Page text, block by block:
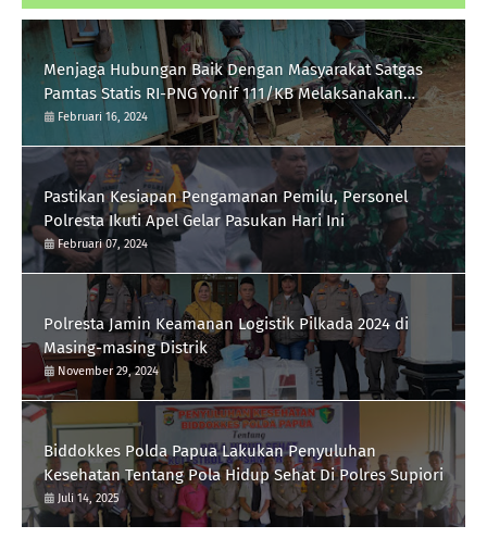
Menjaga Hubungan Baik Dengan Masyarakat Satgas
Pamtas Statis RI-PNG Yonif 111/KB Melaksanakan
Silaturrahmi
Februari 16, 2024
Pastikan Kesiapan Pengamanan Pemilu, Personel
Polresta Ikuti Apel Gelar Pasukan Hari Ini
Februari 07, 2024
Polresta Jamin Keamanan Logistik Pilkada 2024 di
Masing-masing Distrik
November 29, 2024
Biddokkes Polda Papua Lakukan Penyuluhan
Kesehatan Tentang Pola Hidup Sehat Di Polres Supiori
Juli 14, 2025